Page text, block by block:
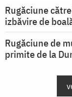
Rugăciune
izbăvire de
Rugăciune de
primite de la